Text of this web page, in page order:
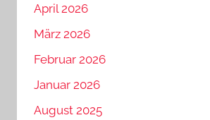
April 2026
März 2026
Februar 2026
Januar 2026
August 2025